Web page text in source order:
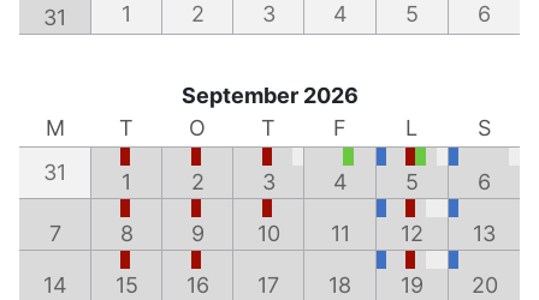
31
1 2 3 4 5 6
September 2026
M
T O T F L
S
31
1 2 3 4 5 6
7 8 9 10 11 12 13
14 15 16 17 18 19 20